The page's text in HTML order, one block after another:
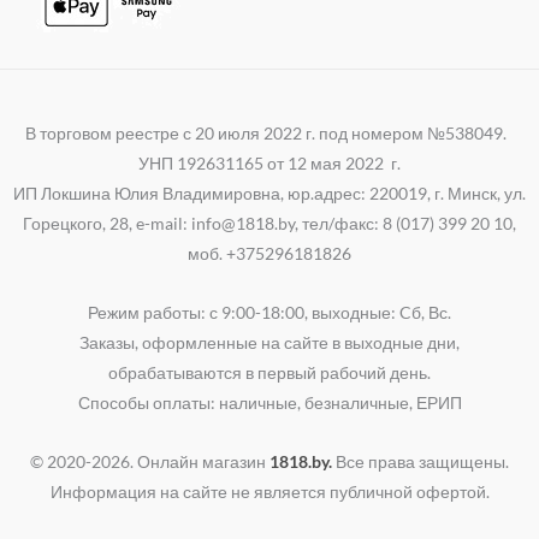
В торговом реестре с 20 июля 2022 г. под номером №538049.
УНП 192631165 от 12 мая 2022 г.
ИП Локшина Юлия Владимировна, юр.адрес: 220019, г. Минск, ул.
Горецкого, 28, e-mail: info@1818.by, тел/факс: 8 (017) 399 20 10,
моб. +375296181826
Режим работы: с 9:00-18:00, выходные: Cб, Вс.
Заказы, оформленные на сайте в выходные дни,
обрабатываются в первый рабочий день.
Способы оплаты: наличные, безналичные, ЕРИП
© 2020-2026. Онлайн магазин 1818.by. Все права защищены.
Информация на сайте не является публичной офертой.